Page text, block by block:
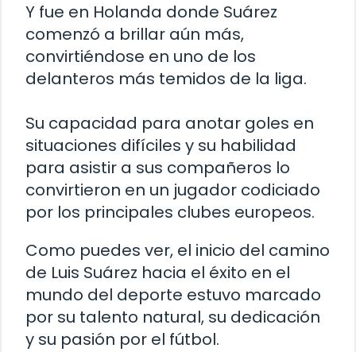
Y fue en Holanda donde Suárez
comenzó a brillar aún más,
convirtiéndose en uno de los
delanteros más temidos de la liga.
Su capacidad para anotar goles en
situaciones difíciles y su habilidad
para asistir a sus compañeros lo
convirtieron en un jugador codiciado
por los principales clubes europeos.
Como puedes ver, el inicio del camino
de Luis Suárez hacia el éxito en el
mundo del deporte estuvo marcado
por su talento natural, su dedicación
y su pasión por el fútbol.